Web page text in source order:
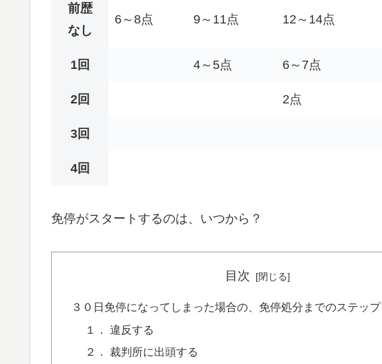
前歴
なし
6～8点 9～11点 12～14点
1回 4～5点 6～7点
2回 2点
3回
4回
免停がスタートするのは、いつから？
目次
３０日免停になってしまった場合の、免停処分までのステップ
１． 違反する
２． 裁判所に出頭する